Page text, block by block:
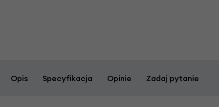
Opis Specyfikacja Opinie Zadaj pytanie